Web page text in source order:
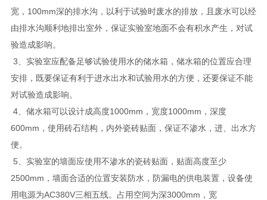
宽，100mm深的排水沟，以利于试验时废水的排放，且废水可以经
由排水沟顺利地排出室外，保证实验室地面不会有积水产生，对试
验造成影响。
3、实验室应配备足够试验使用水的储水箱，储水箱的位置应合理
安排，既要保证有利于进水出水和试验用水的方便，还要保证不能
对试验造成影响。
4、储水箱可以设计成高度1000mm，宽度1000mm，深度
600mm，使用砖石结构，内外瓷砖贴面，保证不渗水，进、出水方
便。
5、实验室的墙面应使用不渗水的瓷砖贴面，贴面高度至少
2500mm，墙面合适的位置安装防水，防漏电的供电装置，设备使
用电源为AC380V三相五线。占用空间为深3000mm，宽